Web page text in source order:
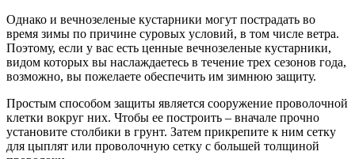
Однако и вечнозеленые кустарники могут пострадать во
время зимы по причине суровых условий, в том числе ветра.
Поэтому, если у вас есть ценные вечнозеленые кустарники,
видом которых вы наслаждаетесь в течение трех сезонов года,
возможно, вы пожелаете обеспечить им зимнюю защиту.
Простым способом защиты является сооружение проволочной
клетки вокруг них. Чтобы ее построить – вначале прочно
установите столбики в грунт. Затем прикрепите к ним сетку
для цыплят или проволочную сетку с большей толщиной